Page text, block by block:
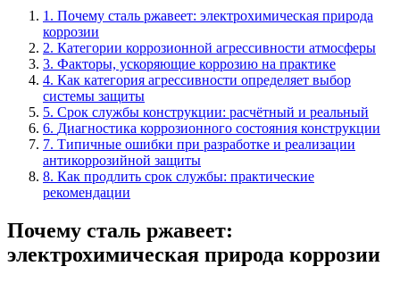
1 . Почему сталь ржавеет: электрохимическая природа
коррозии
2. Категории коррозионной агрессивности атмосферы
3. Факторы, ускоряющие коррозию на практике
4. Как категория агрессивности определяет выбор
системы защиты
5. Срок службы конструкции: расчётный и реальный
6. Диагностика коррозионного состояния конструкции
7. Типичные ошибки при разработке и реализации
антикоррозийной защиты
8. Как продлить срок службы: практические
рекомендации
Почему сталь ржавеет:
электрохимическая природа коррозии